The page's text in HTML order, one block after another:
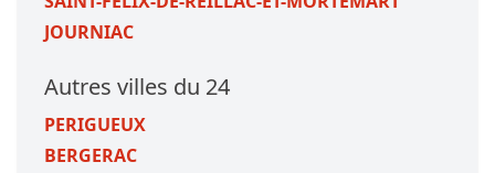
JOURNIAC
Autres villes du 24
PERIGUEUX
BERGERAC